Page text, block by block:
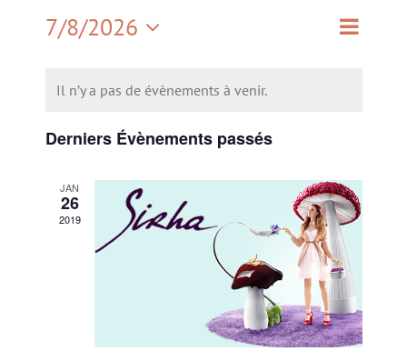
Mois
7/8/2026
une
date.
Il n’y a pas de évènements à venir.
Derniers Évènements passés
JAN
26
2019